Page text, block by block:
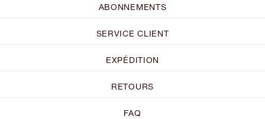
ABONNEMENTS
SERVICE CLIENT
EXPÉDITION
RETOURS
FAQ